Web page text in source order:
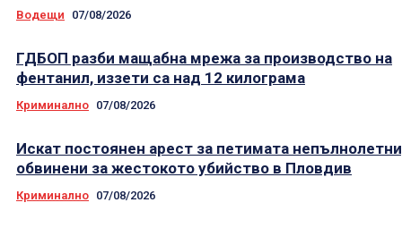
Водещи 07/08/2026
ГДБОП разби мащабна мрежа за производство на
фентанил, иззети са над 12 килограма
Криминално 07/08/2026
Искат постоянен арест за петимата
обвинени за жестокото убийство в Пловдив
Криминално 07/08/2026